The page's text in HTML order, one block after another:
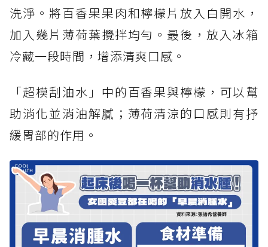
洗淨。將百香果果肉和檸檬片放入白開水，
加入幾片薄荷葉攪拌均勻。最後，放入冰箱
冷藏一段時間，增添清爽口感。
「超模刮油水」中的百香果與檸檬，可以幫
助消化並消油解膩；薄荷清涼的口感則有抒
緩胃部的作用。